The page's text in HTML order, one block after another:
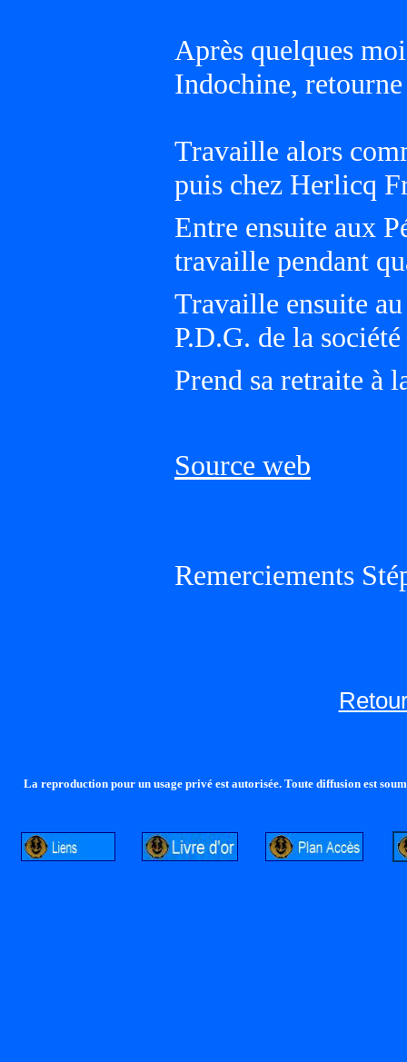
Après quelques
Indochine,
Travaille alors
puis chez Herlicq
Entre ensuite aux
travaille pendant
Travaille ensuite
P.D.G. de la
Prend sa retraite à
Source web
Remerciements
La reproduction pour un usage privé est autorisée. Toute diffusion est